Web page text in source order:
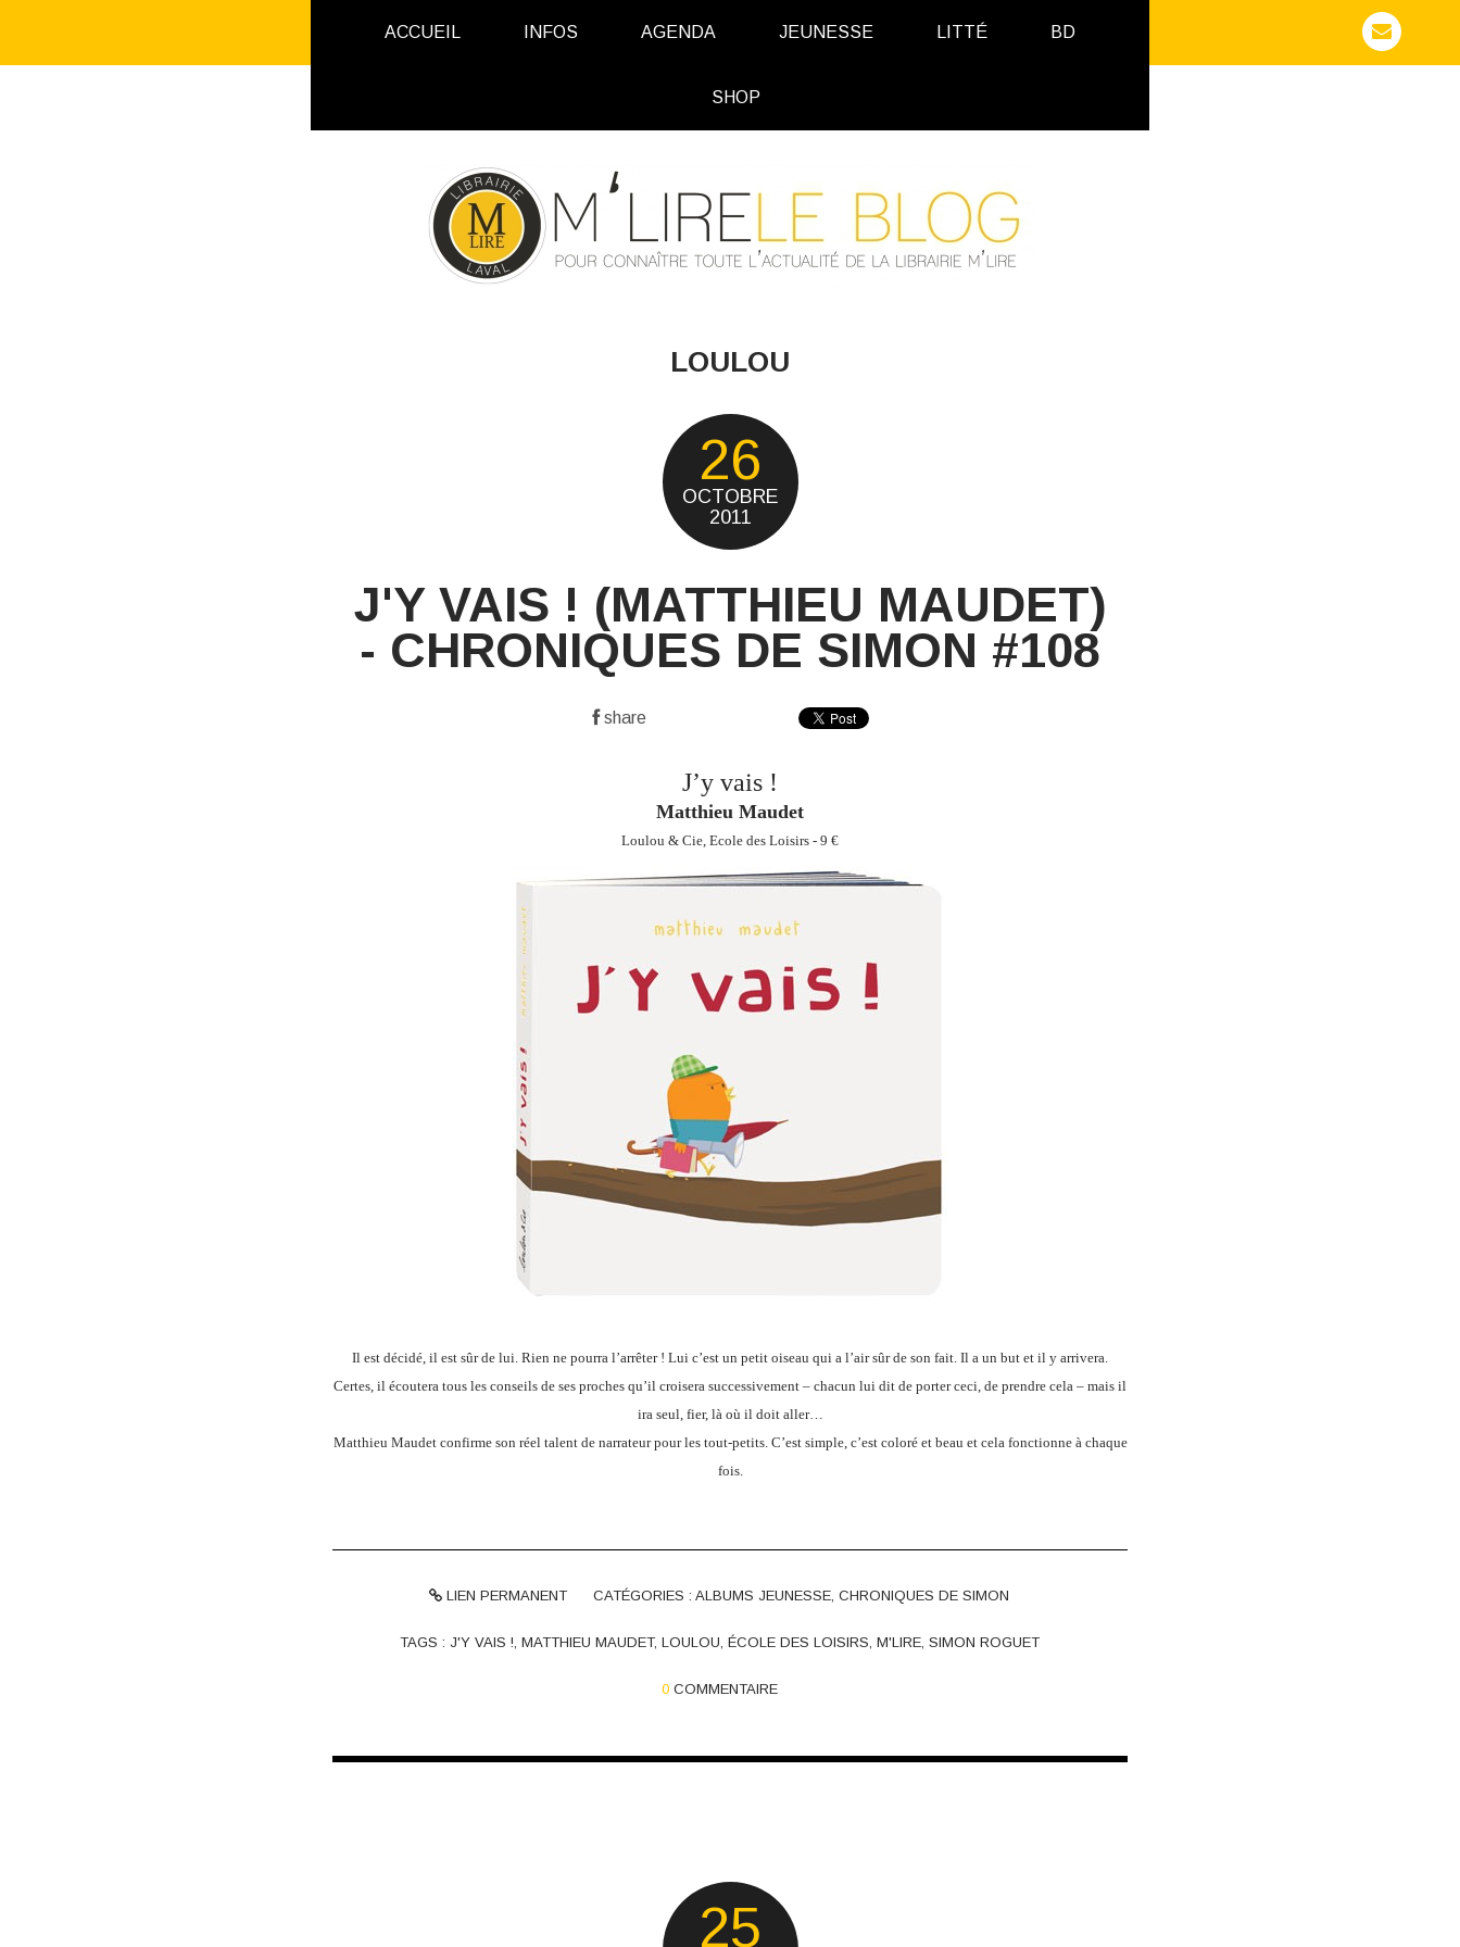
ACCUEIL INFOS AGENDA JEUNESSE LITTÉ BD
SHOP
LOULOU
26
OCTOBRE
2011
J'Y VAIS ! (MATTHIEU MAUDET)
- CHRONIQUES DE SIMON #108
share
J’y vais !
Matthieu Maudet
Loulou & Cie, Ecole des Loisirs - 9 €
Il est décidé, il est sûr de lui. Rien ne pourra l’arrêter ! Lui c’est un petit oiseau qui a l’air sûr de son fait. Il a un but et il y arrivera.
Certes, il écoutera tous les conseils de ses proches qu’il croisera successivement – chacun lui dit de porter ceci, de prendre cela – mais il
ira seul, fier, là où il doit aller…
Matthieu Maudet confirme son réel talent de narrateur pour les tout-petits. C’est simple, c’est coloré et beau et cela fonctionne à chaque
fois.
LIEN PERMANENT CATÉGORIES : ALBUMS JEUNESSE CHRONIQUES DE SIMON
TAGS : J'Y VAIS ! MATTHIEU MAUDET, LOULOU ÉCOLE DES LOISIRS M'LIRE, SIMON ROGUET
0 COMMENTAIRE
25